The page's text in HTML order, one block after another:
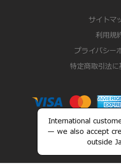
International
— we also accept
outside
サイトマ
利用規
プライバシー
特定商取引法